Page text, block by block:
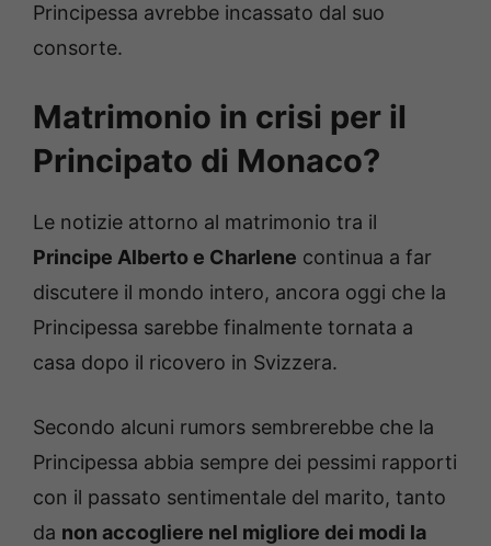
Principessa avrebbe incassato dal suo
consorte.
Matrimonio in crisi per il
Principato di Monaco?
Le notizie attorno al matrimonio tra il
Principe Alberto e Charlene continua a far
discutere il mondo intero, ancora oggi che la
Principessa sarebbe finalmente tornata a
casa dopo il ricovero in Svizzera.
Secondo alcuni rumors sembrerebbe che la
Principessa abbia sempre dei pessimi rapporti
con il passato sentimentale del marito, tanto
da non accogliere nel migliore dei modi la